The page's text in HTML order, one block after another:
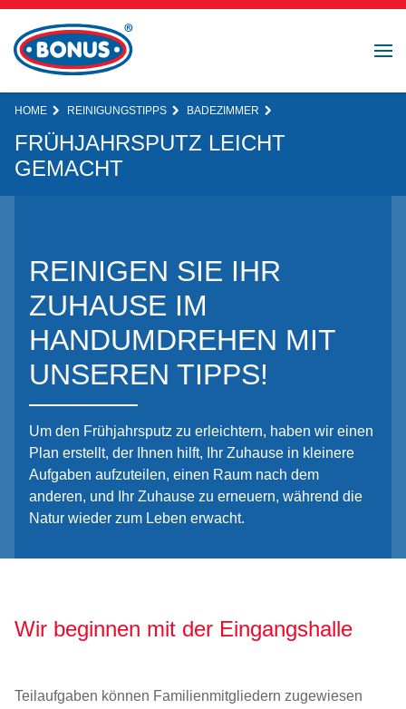
HOME REINIGUNGSTIPPS BADEZIMMER
FRÜHJAHRSPUTZ LEICHT
GEMACHT
REINIGEN SIE IHR
ZUHAUSE IM
HANDUMDREHEN MIT
UNSEREN TIPPS!
Um den Frühjahrsputz zu erleichtern, haben wir einen
Plan erstellt, der Ihnen hilft, Ihr Zuhause in kleinere
Aufgaben aufzuteilen, einen Raum nach dem
anderen, und Ihr Zuhause zu erneuern, während die
Natur wieder zum Leben erwacht.
Wir beginnen mit der Eingangshalle
Teilaufgaben können Familienmitgliedern zugewiesen